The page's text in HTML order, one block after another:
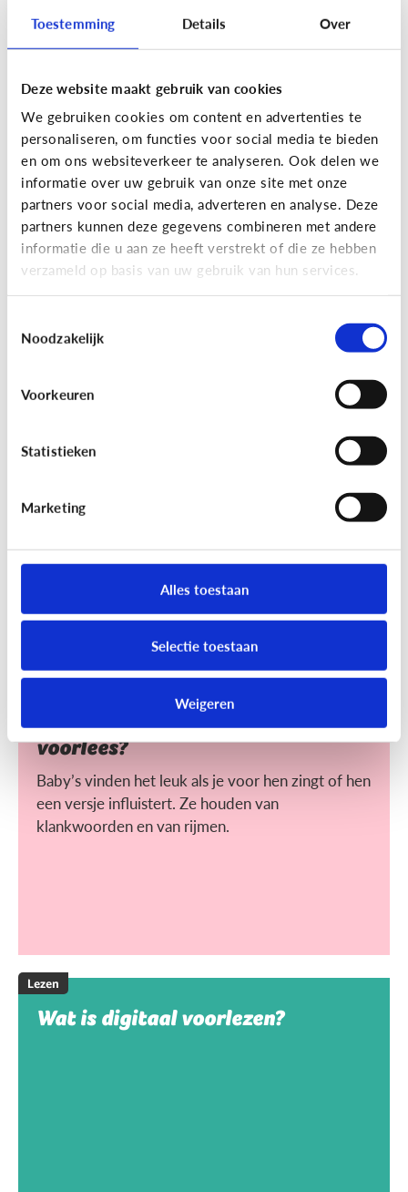
Toestemming Details Over
Deze website maakt gebruik van cookies
We gebruiken cookies om content en advertenties te
personaliseren, om functies voor social media te bieden
en om ons websiteverkeer te analyseren. Ook delen we
informatie over uw gebruik van onze site met onze
partners voor social media, adverteren en analyse. Deze
partners kunnen deze gegevens combineren met andere
informatie die u aan ze heeft verstrekt of die ze hebben
verzameld op basis van uw gebruik van hun services.
Noodzakelijk
Voorkeuren
Statistieken
Marketing
Alles toestaan
Selectie toestaan
Weigeren
Lees de 3 tips
Lezen
Mijn kind kan lezen, heeft het zin
dat ik nog voorlees?
Lezen
Voorlezen aan jonge kinderen zorgt ervoor dat ze
hen makkelijker?
Heeft het nut dat ik mijn baby
voorlees?
Baby’s vinden het leuk als je voor hen zingt of hen
een versje influistert. Ze houden van
klankwoorden en van rijmen.
Lezen
Wat is digitaal voorlezen?